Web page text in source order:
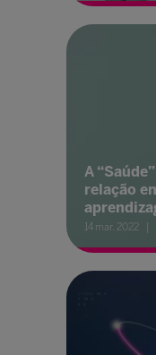
A
relação
14 mar. 2022